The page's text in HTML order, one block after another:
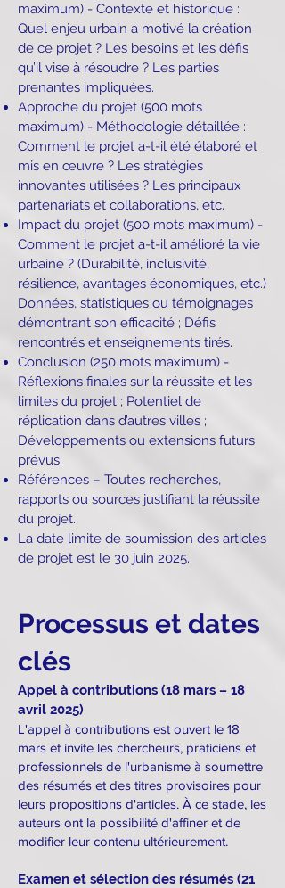
maximum) - Contexte et historique :
Quel enjeu urbain a motivé la création
de ce projet ? Les besoins et les défis
qu’il vise à résoudre ? Les parties
prenantes impliquées.
Approche du projet (500 mots
maximum) - Méthodologie détaillée :
Comment le projet a-t-il été élaboré et
mis en œuvre ? Les stratégies
innovantes utilisées ? Les principaux
partenariats et collaborations, etc.
Impact du projet (500 mots maximum) -
Comment le projet a-t-il amélioré la vie
urbaine ? (Durabilité, inclusivité,
résilience, avantages économiques, etc.)
Données, statistiques ou témoignages
démontrant son efficacité ; Défis
rencontrés et enseignements tirés.
Conclusion (250 mots maximum) -
Réflexions finales sur la réussite et les
limites du projet ; Potentiel de
réplication dans d’autres villes ;
Développements ou extensions futurs
prévus.
Références – Toutes recherches,
rapports ou sources justifiant la réussite
du projet.
La date limite de soumission des articles
de projet est le 30 juin 2025.
Processus et dates
clés
Appel à contributions (18 mars – 18
avril 2025)
L'appel à contributions est ouvert le 18
mars et invite les chercheurs, praticiens et
professionnels de l'urbanisme à soumettre
des résumés et des titres provisoires pour
leurs propositions d'articles. À ce stade, les
auteurs ont la possibilité d'affiner et de
modifier leur contenu ultérieurement.
Examen et sélection des résumés (21